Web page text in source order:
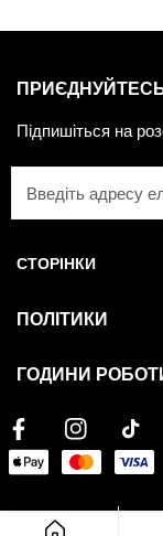
Підпишіться на
пошта
СТОРІНКИ
ПОЛІТИКИ
ГОДИНИ
FacebookInstagramTiktok
Payment